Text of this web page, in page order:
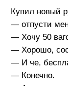
Купил новый
— отпусти
— Хочу 50
— Хорошо,
— И че,
— Конечно.